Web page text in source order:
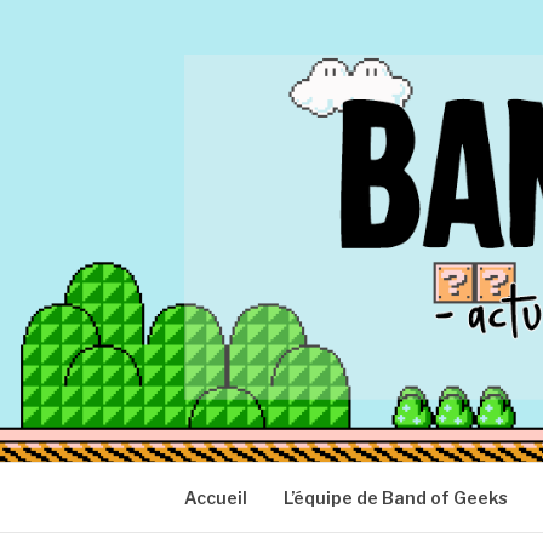
BAND OF
Actu Geek d'hier et d'aujourd'hui
Accueil L’équipe de Band of Geeks